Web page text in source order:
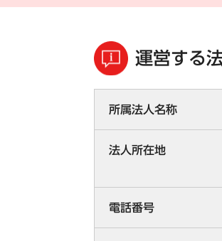
運営する
所属法人名称
法人所在地
電話番号